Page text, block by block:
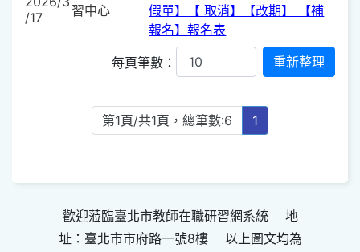
/17
習中心
假單】【 取消】【改期】 【補
報名】報名表
每頁筆數：
第1頁/共1頁，總筆數:6 1
歡迎蒞臨臺北市教師在職研習網系統 地
址：臺北市市府路一號8樓 以上圖文均為